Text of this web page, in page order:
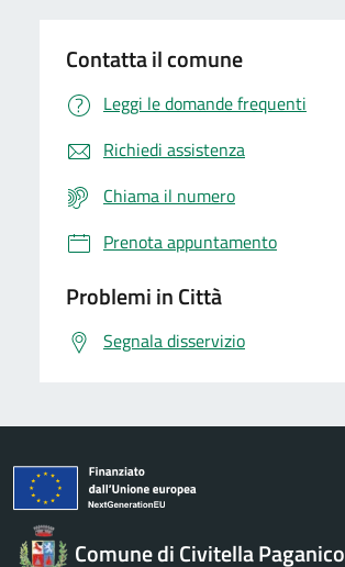
Contatta il comune
Leggi le domande frequenti
Richiedi assistenza
Chiama il numero
Prenota appuntamento
Problemi in Città
Segnala disservizio
Comune di Civitella Paganico